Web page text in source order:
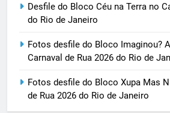
Desfile do Bloco Céu na Terra no
do Rio de Janeiro
Fotos desfile do Bloco Imaginou?
Carnaval de Rua 2026 do Rio de
Fotos desfile do Bloco Xupa Mas
de Rua 2026 do Rio de Janeiro